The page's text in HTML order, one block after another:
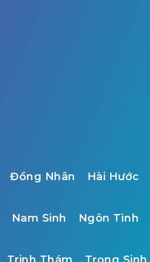
Đồng Nhân Hài Hước
Nam Sinh Ngôn Tình